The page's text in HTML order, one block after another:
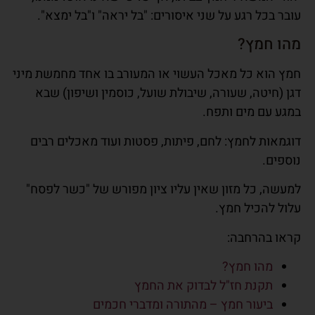
עובר בכל רגע על שני איסורים: "בל יראה" ו"בל ימצא".
מהו חמץ?
חמץ הוא כל מאכל העשוי או המעורב בו אחד מחמשת מיני
דגן (חיטה, שעורה, שיבולת שועל, כוסמין ושיפון) שבא
במגע עם מים ותפח.
דוגמאות לחמץ: לחם, פיתות, פסטות ועוד מאכלים רבים
נוספים.
למעשה, כל מזון שאין עליו ציון מפורש של "כשר לפסח"
עלול להכיל חמץ.
קראו בהרחבה:
מהו חמץ?
תקנת חז"ל לבדוק את החמץ
ביעור חמץ – מהתורה ומדברי חכמים